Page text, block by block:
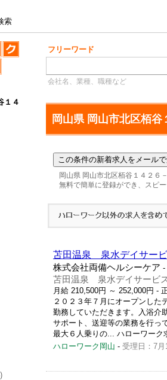
索
フリーワード
会社名、業種、職種など
１４
岡山県 岡山市北区栢
岡山県 岡山市北区栢谷１４２６
無料で簡単に登録ができ、スピ
苫田温泉 泉水デイサー
株式会社両備ヘルシーケア -
苫田温泉 泉水デイサービ
月給 210,500円 ～ 252,000円 -
２０２３年７月にオープンした
勤務していただきます。入浴介
サポート、送迎等の業務を行っ
最大６人乗りの... ハローワーク
ハローワーク岡山 - 受理日：7